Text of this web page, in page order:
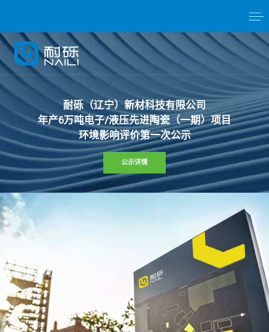
耐砾（辽宁）新材科技有限公司
年产6万吨电子/液压先进陶瓷（一期）项目
环境影响评价第一次公示
公示详情